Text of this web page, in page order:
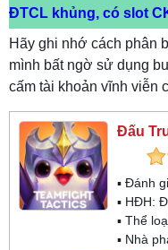
ĐTCL khủng, có slot
Hãy ghi nhớ cách phân
mình bất ngờ sử dụng
cấm tài khoản vĩnh viễn
Đấu
▪ Đánh
▪ HĐH:
▪ Thể
▪ Nhà